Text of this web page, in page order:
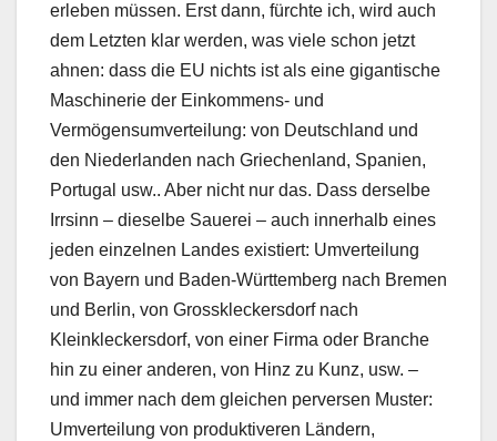
erleben müssen. Erst dann, fürchte ich, wird auch
dem Letzten klar werden, was viele schon jetzt
ahnen: dass die EU nichts ist als eine gigantische
Maschinerie der Einkommens- und
Vermögensumverteilung: von Deutschland und
den Niederlanden nach Griechenland, Spanien,
Portugal usw.. Aber nicht nur das. Dass derselbe
Irrsinn – dieselbe Sauerei – auch innerhalb eines
jeden einzelnen Landes existiert: Umverteilung
von Bayern und Baden-Württemberg nach Bremen
und Berlin, von Grosskleckersdorf nach
Kleinkleckersdorf, von einer Firma oder Branche
hin zu einer anderen, von Hinz zu Kunz, usw. –
und immer nach dem gleichen perversen Muster:
Umverteilung von produktiveren Ländern,